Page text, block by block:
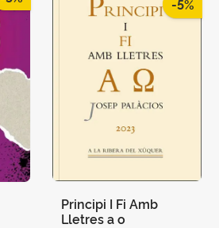
-5%
Principi I Fi Amb
Lletres a o